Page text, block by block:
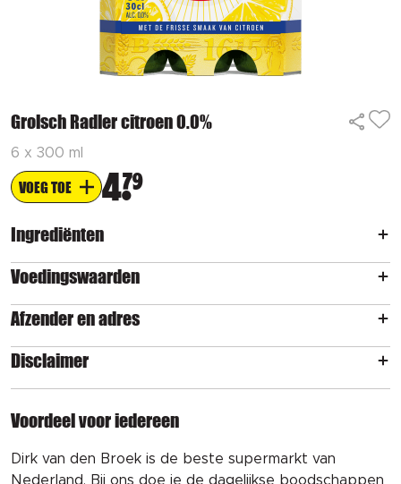
Grolsch Radler citroen 0.0%
6 x 300 ml
VOEG TOE 479
Ingrediënten
Voedingswaarden
Afzender en adres
Disclaimer
Voordeel voor iedereen
Dirk van den Broek is de beste supermarkt van
Nederland. Bij ons doe je de dagelijkse boodschappen